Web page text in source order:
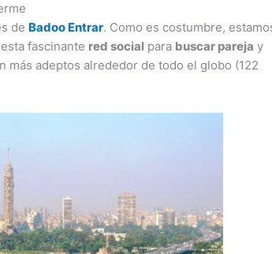
de Badoo Entrar. Como es costumbre,
fascinante red social para buscar pareja y
más adeptos alrededor de todo el globo (122